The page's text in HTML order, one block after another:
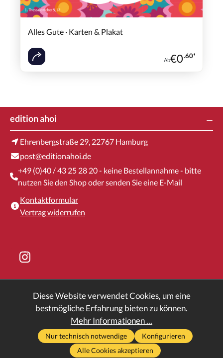
Alles Gute · Karten & Plakat
Ab€0.60*
edition ahoi
Ehrenbergstraße 29, 22767 Hamburg
post@editionahoi.de
+49 (0)40 / 43 25 28 20 - keine Bestellannahme - bitte
nutzen Sie den Shop oder senden Sie eine E-Mail
Kontaktformular
Vertrag widerrufen
* Alle Preise inkl. gesetzl. Mehrwertsteuer zzgl.
Versandkostenund ggf. Nachnahmegebühren, wenn nicht
anders angegeben.
Edition Ahoi -Impressum-Datenschutz-AGB
Diese Website verwendet Cookies, um eine
bestmögliche Erfahrung bieten zu können.
Mehr Informationen ...
Nur technisch notwendige
Konfigurieren
Alle Cookies akzeptieren